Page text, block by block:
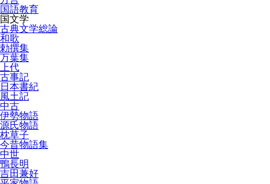
国語教育
国文学
古典文学総論
和歌
勅撰集
万葉集
上代
古事記
日本書紀
風土記
中古
伊勢物語
源氏物語
枕草子
今昔物語集
中世
鴨長明
吉田兼好